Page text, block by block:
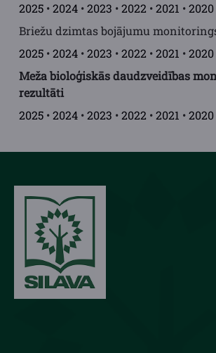
2025 •2024 •2023 •2022 •2021 •2020
Briežu dzimtas bojājumu
2025 •2024 •2023 •2022 •2021 •2020
Meža bioloģiskās daudzveidības
rezultāti
2025 •2024 •2023 •2022 •2021 •2020